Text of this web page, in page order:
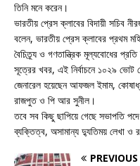
তিনি মনে করেন।
ভারতীয় প্রেস ক্লাবের বিদায়ী সচিব
বলেন, ভারতীয় প্রেস ক্লাবের প্রথম
বৈচিত্র্য ও গণতান্ত্রিক মূল্যবোধের প্রতি
সূত্রের খবর, এই নির্বাচনে ১০২৯ ভোট
জেনারেল হয়েছেন আফজল ইমাম,
রাজপুত ও পি আর সুনীল।
তবে সব কিছু ছাপিয়ে গেছে সভাপতি
ব্যক্তিত্ব, অসামান্য দ্যুতিময় লেখা ও
PREVIOUS